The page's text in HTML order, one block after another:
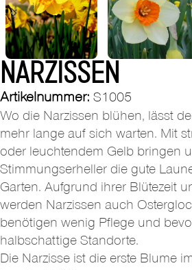
NARZISSEN
Artikelnummer: S1005
Wo die Narzissen blühen, lässt
mehr lange auf sich warten. Mit
oder leuchtendem Gelb bringen
Stimmungserheller die gute
Garten. Aufgrund ihrer Blütezeit
werden Narzissen auch
benötigen wenig Pflege und
halbschattige Standorte.
Die Narzisse ist die erste Blume